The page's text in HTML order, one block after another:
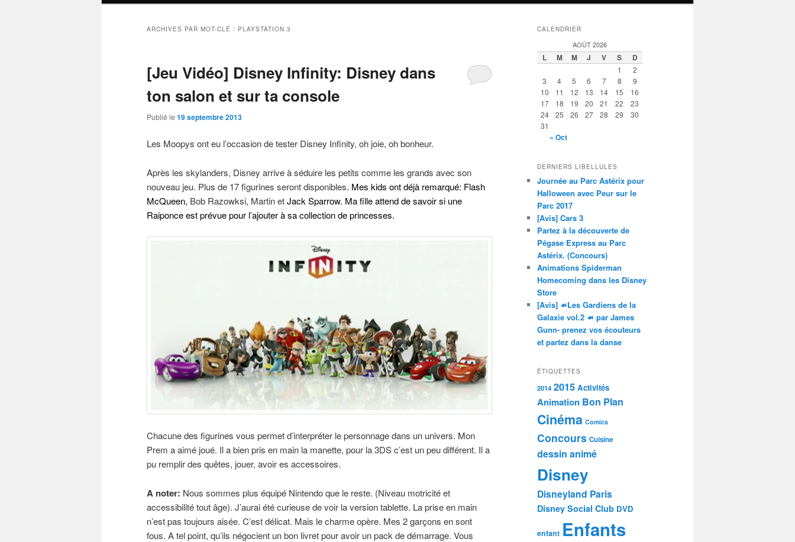
ARCHIVES PAR MOT-CLÉ : PLAYSTATION 3
[Jeu Vidéo] Disney Infinity: Disney dans
ton salon et sur ta console
Publié le 19 septembre 2013
Les Moopys ont eu l’occasion de tester Disney Infinity, oh joie, oh bonheur.
Après les skylanders, Disney arrive à séduire les petits comme les grands avec son
nouveau jeu. Plus de 17 figurines seront disponibles. Mes kids ont déjà remarqué: Flash
McQueen, Bob Razowksi, Martin etJack Sparrow. Ma fille attend de savoir si une
Raiponce est prévue pour l’ajouter à sa collection de princesses.
Chacune des figurines vous permet d’interpréter le personnage dans un univers. Mon
Prem a aimé joué. Il a bien pris en main la manette, pour la 3DS c’est un peu différent. Il a
pu remplir des quêtes, jouer, avoir es accessoires.
A noter: Nous sommes plus équipé Nintendo que le reste. (Niveau motricité et
accessibilité tout âge). J’aurai été curieuse de voir la version tablette. La prise en main
n’est pas toujours aisée. C’est délicat. Mais le charme opère. Mes 2 garçons en sont
fous. A tel point, qu’ils négocient un bon livret pour avoir un pack de démarrage. Vous
CALENDRIER
AOÛT 2026
L M M J V S D
1
2
3
4 5 6 7 8
9
10
11 12 13 14 15
16
17
18 19 20 21 22
23
24
25 26 27 28 29
30
31
« Oct
DERNIERS LIBELLULES
Journée au Parc Astérix pour
Halloween avec Peur sur le
Parc 2017
[Avis] Cars 3
Partez à la découverte de
Pégase Express au Parc
Astérix. (Concours)
Animations Spiderman
Homecoming dans les Disney
Store
[Avis] ☙Les Gardiens de la
Galaxie vol.2 ☙ par James
Gunn- prenez vos écouteurs
et partez dans la danse
ÉTIQUETTES
2014 2015 Activités
Animation Bon Plan
Cinéma Comics
Concours Cuisine
dessin animé
Disney
Disneyland Paris
Disney Social Club DVD
enfant Enfants